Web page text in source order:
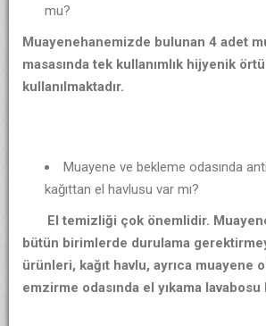
mu?
Muayenehanemizde bulunan 4 adet
masasında tek kullanımlık hijyenik
kullanılmaktadır.
Muayene ve bekleme odasında
kağıttan el havlusu var mı?
El temizliği çok önemlidir.
bütün birimlerde durulama
ürünleri, kağıt havlu, ayrıca muayene
emzirme odasında el yıkama lavabosu